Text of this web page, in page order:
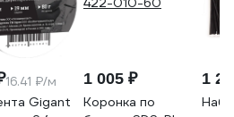
16.41 ₽/м
Gigant
1 005 ₽
Коронка по
1